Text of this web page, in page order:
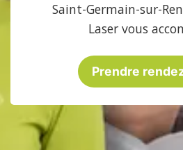
Saint-Germain-sur-
Laser vous
Prendre